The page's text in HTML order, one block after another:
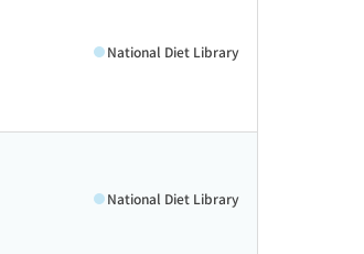
National Diet Library
National Diet Library